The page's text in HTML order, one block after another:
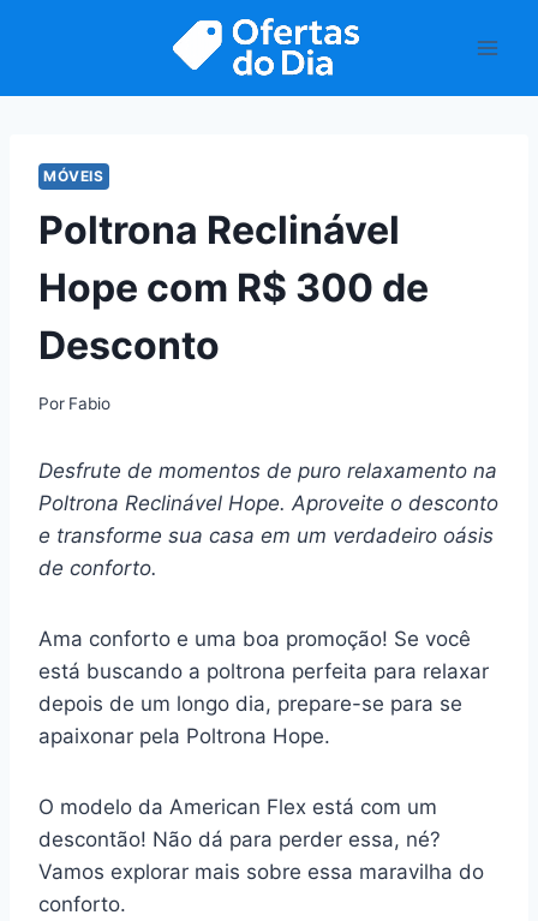
MÓVEIS
Poltrona Reclinável
Hope com R$ 300 de
Desconto
Por Fabio
Desfrute de momentos de puro relaxamento na
Poltrona Reclinável Hope. Aproveite o desconto
e transforme sua casa em um verdadeiro oásis
de conforto.
Ama conforto e uma boa promoção! Se você
está buscando a poltrona perfeita para relaxar
depois de um longo dia, prepare-se para se
apaixonar pela Poltrona Hope.
O modelo da American Flex está com um
descontão! Não dá para perder essa, né?
Vamos explorar mais sobre essa maravilha do
conforto.